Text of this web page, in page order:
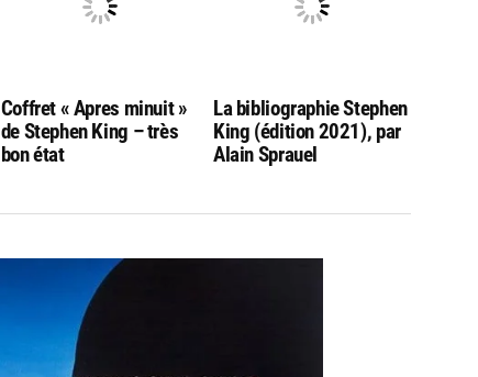
Coffret « Apres minuit »
de Stephen King – très
bon état
La bibliographie Stephen
King (édition 2021), par
Alain Sprauel